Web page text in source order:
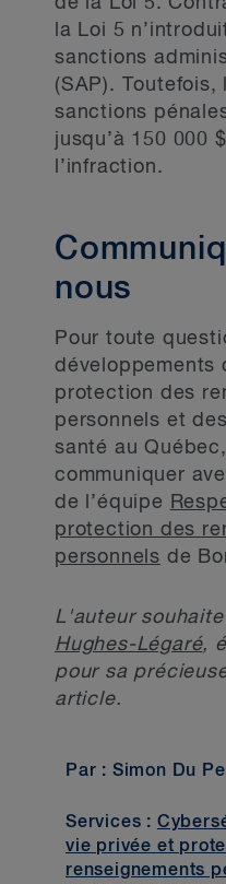
la Loi 5
sanctions
(SAP).
sanctions
jusqu’à 150 000
l’infraction.
nous
Pour toute
développements
protection des
personnels et
santé au
communiquer
de l’équipe
protection des
personnels de
L'auteur
Hughes-Légaré,
pour sa
article.
Par : Simon Du
Services :
vie privée et
renseignements